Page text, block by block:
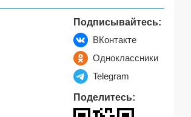
Подписывайтесь:
ВКонтакте
Одноклассники
Telegram
Поделитесь: